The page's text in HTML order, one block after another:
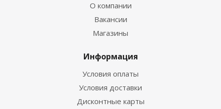
О компании
Вакансии
Магазины
Информация
Условия оплаты
Условия доставки
Дисконтные карты